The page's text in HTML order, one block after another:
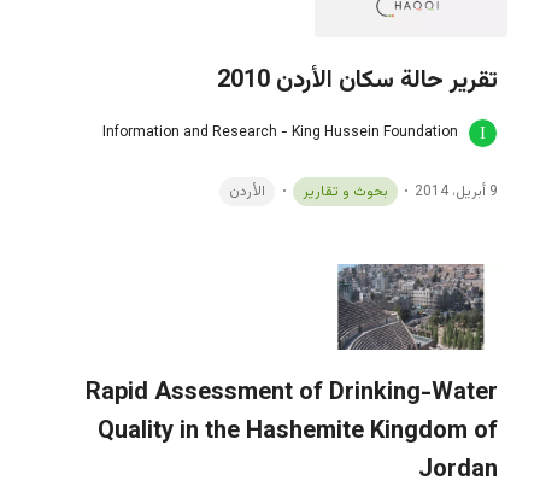
تقرير حالة سكان الأردن 2010
Information and Research - King Hussein Foundation
9 أبريل، 2014 بحوث و تقارير الأردن
Rapid Assessment of Drinking-Water
Quality in the Hashemite Kingdom of
Jordan